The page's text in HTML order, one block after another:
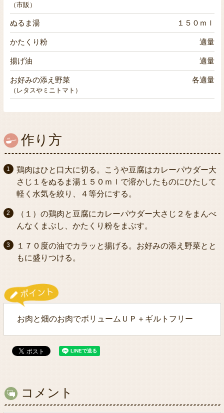
（市販）
ぬるま湯 １５０ｍｌ
かたくり粉 適量
揚げ油 適量
お好みの添え野菜 各適量
（レタスやミニトマト）
作り方
鶏肉はひと口大に切る。こうや豆腐はカレーパウダー大
さじ１をぬるま湯１５０ｍｌで溶かしたものにひたして
軽く水気を絞り、４等分にする。
（１）の鶏肉と豆腐にカレーパウダー大さじ２をまんべ
んなくまぶし、かたくり粉をまぶす。
１７０度の油でカラッと揚げる。お好みの添え野菜とと
もに盛りつける。
お肉と畑のお肉でボリュームＵＰ＋ギルトフリー
コメント